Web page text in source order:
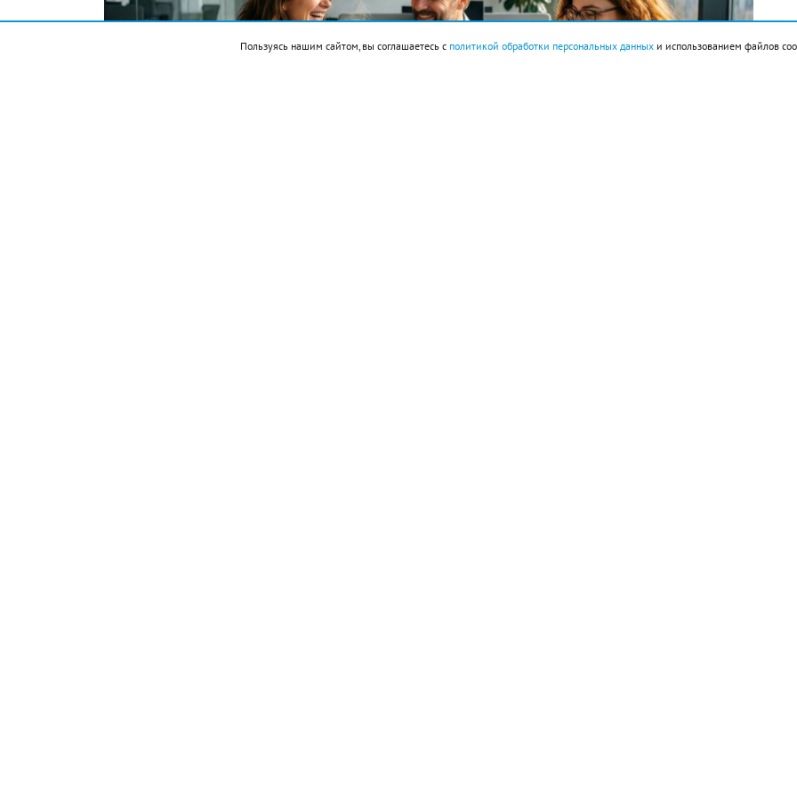
Пользуясь нашим сайтом, вы соглашаетесь с политикой обработки персональных данныхи использованием файлов